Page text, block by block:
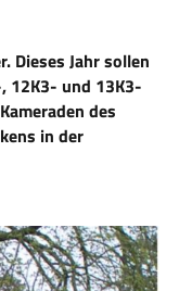
Dieses Jahr sollen
12K3- und 13K3-
des
in der